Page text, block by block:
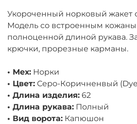
Укороченный норковый жакет
Модель со встроенным
полноценной длиной рукава.
крючки, прорезные карманы.
• Мех: Норки
• Цвет: Серо-Коричненвый
• Длина изделия: 62
• Длина рукава: Полный
• Вид ворота: Капюшон